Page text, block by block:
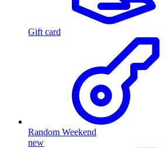
Gift card
Random Weekend
new